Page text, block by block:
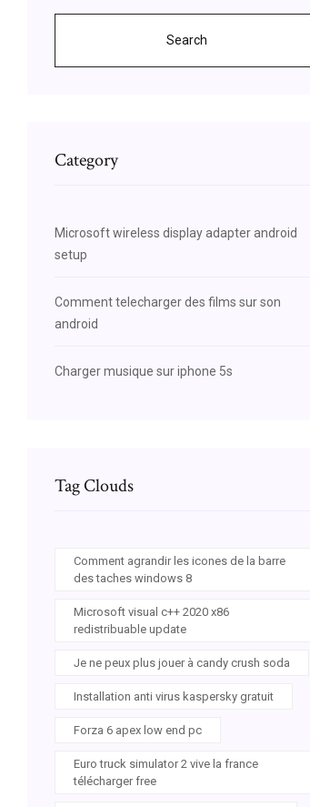
Search
Category
Microsoft wireless display adapter android
setup
Comment telecharger des films sur son
android
Charger musique sur iphone 5s
Tag Clouds
Comment agrandir les icones de la barre
des taches windows 8
Microsoft visual c++ 2020 x86
redistribuable update
Je ne peux plus jouer à candy crush soda
Installation anti virus kaspersky gratuit
Forza 6 apex low end pc
Euro truck simulator 2 vive la france
télécharger free